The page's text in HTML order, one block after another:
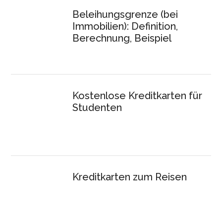
Beleihungsgrenze (bei
Immobilien): Definition,
Berechnung, Beispiel
Kostenlose Kreditkarten für
Studenten
Kreditkarten zum Reisen